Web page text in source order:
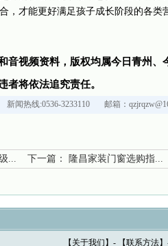
，才能更好满足孩子成长阶段的各类
音视频资料，版权均属今日青州、
者将依法追究责任。
新闻热线:0536-3233110 邮箱：
... 下一篇： 隆昌家装门窗选购指...
【 关于我们 】- 【联系方法